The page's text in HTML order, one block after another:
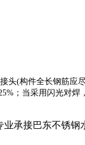
头(构件全长钢筋应
；当采用闪光对
承接巴东不锈钢